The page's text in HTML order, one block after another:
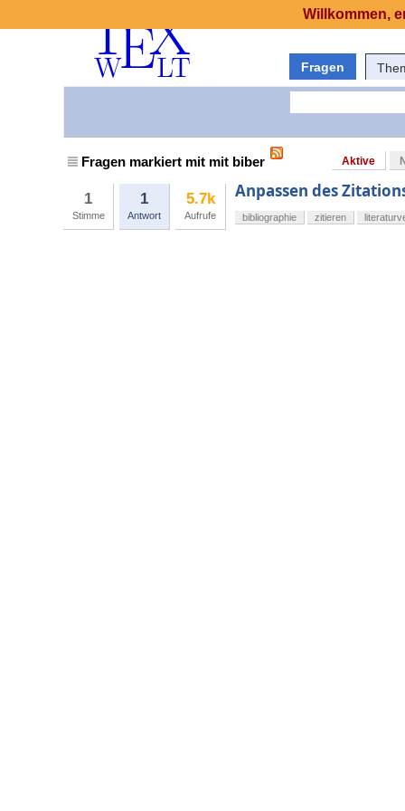
Fragen
Fragen markiert mit mit biber Aktive
1
Stimme
1
Antwort
5.7k
Aufrufe
Anpassen des
bibliographie zitieren
Willkommen,